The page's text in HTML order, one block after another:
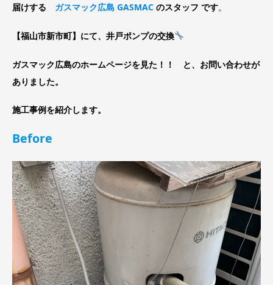
届けする ガスマック広島 GASMAC のスタッフ です。
【福山市新市町】にて、井戸ポンプの交換
ガスマック広島のホームページを見た！！ と、お問い合わせが
ありました。
施工事例を紹介します。
Before